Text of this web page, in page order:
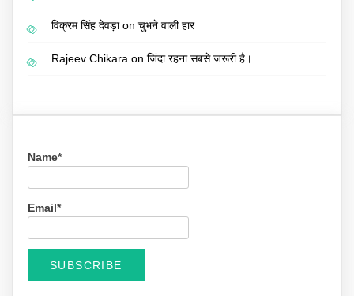
विक्रम सिंह देवड़ाon चुभने वाली हार
Rajeev Chikara on जिंदा रहना सबसे जरूरी है।
Name*
Email*